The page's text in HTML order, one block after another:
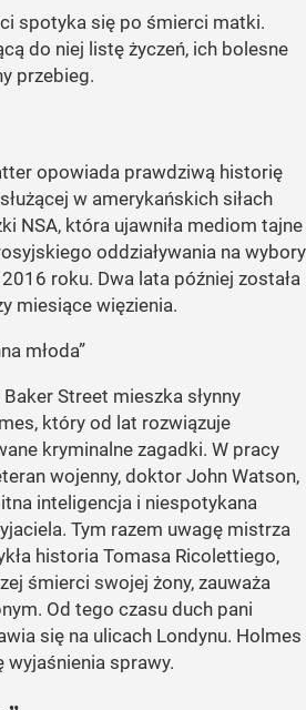
spotyka się po śmierci matki.
do niej listę życzeń, ich bolesne
przebieg.
opowiada prawdziwą historię
w amerykańskich siłach
NSA, która ujawniła mediom tajne
oddziaływania na wybory
roku. Dwa lata później została
miesiące więzienia.
młoda”
Street mieszka słynny
który od lat rozwiązuje
kryminalne zagadki. W pracy
wojenny, doktor John Watson,
inteligencja i niespotykana
Tym razem uwagę mistrza
historia Tomasa Ricolettiego,
śmierci swojej żony, zauważa
Od tego czasu duch pani
się na ulicach Londynu. Holmes
wyjaśnienia sprawy.